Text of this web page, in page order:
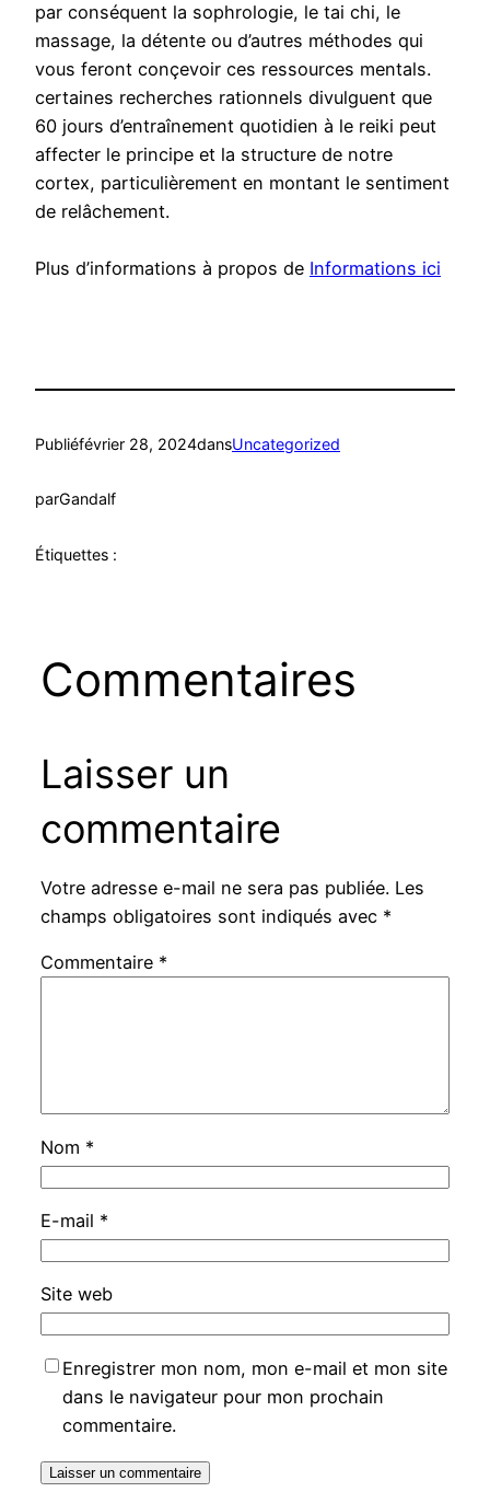
par conséquent la sophrologie, le tai chi, le
massage, la détente ou d’autres méthodes qui
vous feront conçevoir ces ressources mentals.
certaines recherches rationnels divulguent que
60 jours d’entraînement quotidien à le reiki peut
affecter le principe et la structure de notre
cortex, particulièrement en montant le sentiment
de relâchement.
Plus d’informations à propos de Informations ici
Publiéfévrier 28, 2024dansUncategorized
parGandalf
Étiquettes :
Commentaires
Laisser un
commentaire
Votre adresse e-mail ne sera pas publiée. Les
champs obligatoires sont indiqués avec *
Commentaire *
Nom *
E-mail *
Site web
Enregistrer mon nom, mon e-mail et mon site
dans le navigateur pour mon prochain
commentaire.